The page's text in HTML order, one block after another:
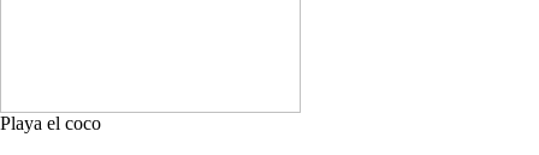
Playa el coco